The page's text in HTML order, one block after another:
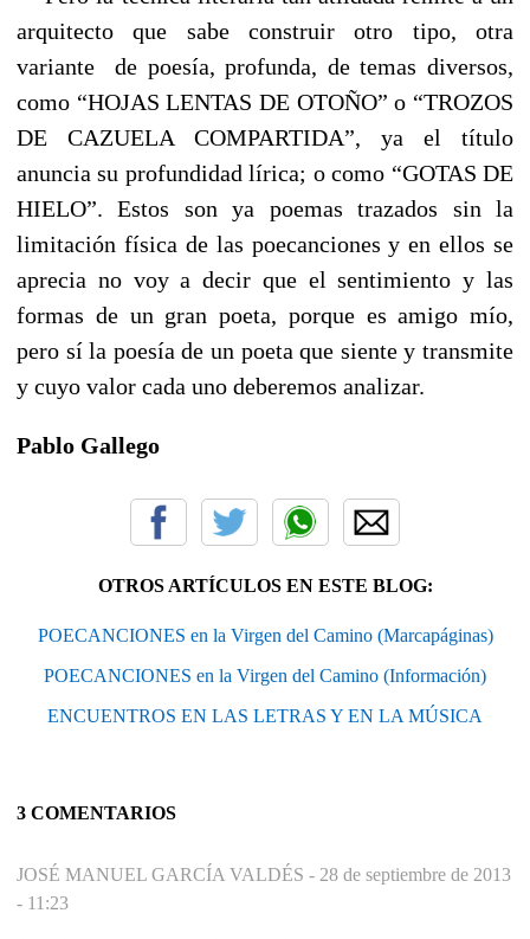
arquitecto que sabe construir otro tipo, otra
variante de poesía, profunda, de temas diversos,
como “HOJAS LENTAS DE OTOÑO” o “TROZOS
DE CAZUELA COMPARTIDA”, ya el título
anuncia su profundidad lírica; o como “GOTAS DE
HIELO”. Estos son ya poemas trazados sin la
limitación física de las poecanciones y en ellos se
aprecia no voy a decir que el sentimiento y las
formas de un gran poeta, porque es amigo mío,
pero sí la poesía de un poeta que siente y transmite
y cuyo valor cada uno deberemos analizar.
Pablo Gallego
OTROS ARTÍCULOS EN ESTE BLOG:
POECANCIONES en la Virgen del Camino (Marcapáginas)
POECANCIONES en la Virgen del Camino (Información)
ENCUENTROS EN LAS LETRAS Y EN LA MÚSICA
3 COMENTARIOS
JOSÉ MANUEL GARCÍA VALDÉS - 28 de septiembre de 2013
- 11:23